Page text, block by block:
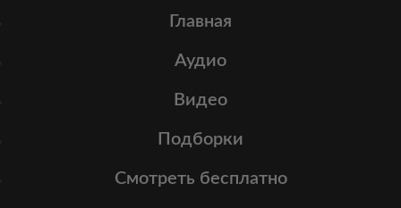
Главная
Аудио
Видео
Подборки
Смотреть бесплатно